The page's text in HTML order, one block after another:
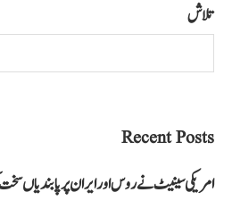
تلاش
Recent Posts
امریکی سینیٹ نے روس اور ایران پر پابندیاں